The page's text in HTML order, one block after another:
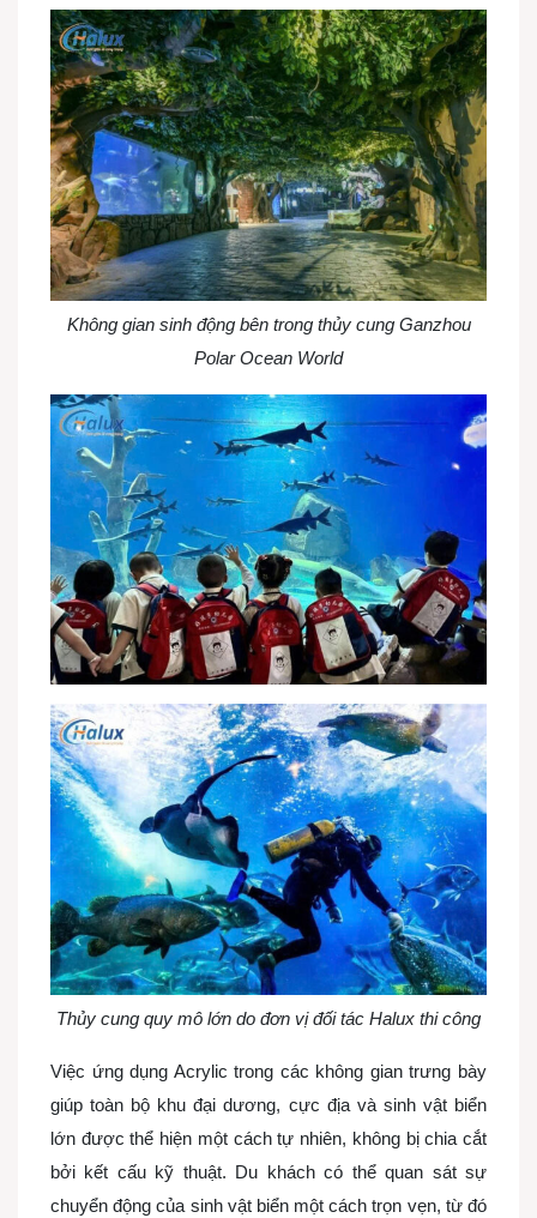
Không gian sinh động bên trong thủy cung Ganzhou
Polar Ocean World
Thủy cung quy mô lớn do đơn vị đối tác Halux thi công
Việc ứng dụng Acrylic trong các không gian trưng bày
giúp toàn bộ khu đại dương, cực địa và sinh vật biển
lớn được thể hiện một cách tự nhiên, không bị chia cắt
bởi kết cấu kỹ thuật. Du khách có thể quan sát sự
chuyển động của sinh vật biển một cách trọn vẹn, từ đó